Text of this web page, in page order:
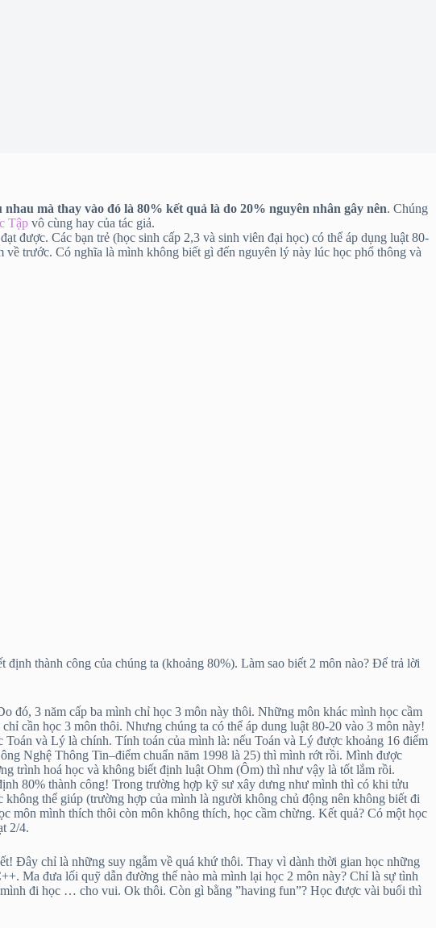
mà thay vào đó là 80% kết quả là do 20% nguyên nhân gây nên. Chúng
Tập vô cùng hay của tác giả.
được. Các bạn trẻ (học sinh cấp 2,3 và sinh viên đại học) có thể áp dụng luật 80-
trước. Có nghĩa là mình không biết gì đến nguyên lý này lúc học phổ thông và
thành công của chúng ta (khoảng 80%). Làm sao biết 2 môn nào? Để trả lời
đó, 3 năm cấp ba mình chỉ học 3 môn này thôi. Những môn khác mình học cầm
cần học 3 môn thôi. Nhưng chúng ta có thể áp dung luật 80-20 vào 3 môn này!
và Lý là chính. Tính toán của mình là: nếu Toán và Lý được khoảng 16 điểm
Nghệ Thông Tin–điểm chuẩn năm 1998 là 25) thì mình rớt rồi. Mình được
trình hoá học và không biết định luật Ohm (Ôm) thì như vậy là tốt lắm rồi.
80% thành công! Trong trường hợp kỹ sư xây dưng như mình thì có khi tửu
thể giúp (trường hợp của mình là người không chủ động nên không biết đi
mình thích thôi còn môn không thích, học cầm chừng. Kết quả? Có một học
2/4.
Đây chỉ là những suy ngẫm về quá khứ thôi. Thay vì dành thời gian học những
Ma đưa lối quỹ dẫn đường thế nào mà mình lại học 2 môn này? Chỉ là sự tình
đi học … cho vui. Ok thôi. Còn gì bằng ”having fun”? Học được vài buổi thì